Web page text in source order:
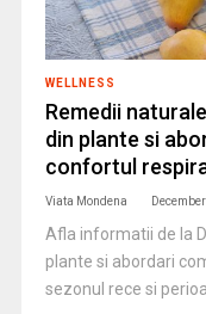
WELLNESS
Remedii
din plante si
confortul
Viata Mondena
Afla informatii de la
plante si abordari
sezonul rece si